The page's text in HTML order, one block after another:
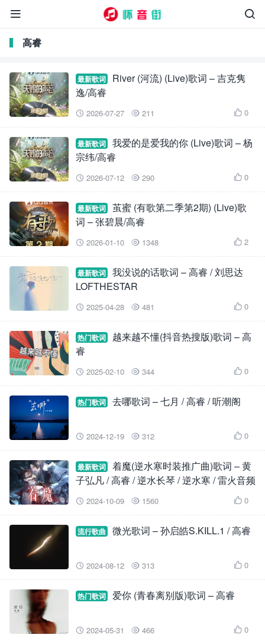


高睿
最新歌词
River (河流) (Live)歌词 – 吉克隽
逸/高睿
 2026-07-27  211  0
最新歌词
我爱的是爱我的你 (Live)歌词 – 杨
宗纬/高睿
 2026-07-12  290  0
最新歌词
茧蜜 (有歌第二季第2期) (Live)歌
词 – 张碧晨/高睿
 2026-01-10  1348  2
最新歌词
我没说的话歌词 – 高睿 / 刘思达
LOFTHESTAR
 2025-04-28  481  0
热门歌词
越来越不懂(抖音热搜版)歌词 – 高
睿
 2025-02-10  344  0
热门歌词 去哪歌词 – 七月 / 高睿 / 听潮阁
 2024-12-19  312  0
最新歌词
着魔(逆水寒时装推广曲)歌词 – 黄
子弘凡 / 高睿 / 逆水长琴 / 逆水寒 / 雷火音频
 2024-10-09  1560  0
流行歌曲 微光歌词 – 孙启皓S.KILL.1 / 高睿
 2024-08-12  313  0
热门歌词 爱你 (青春离别版)歌词 – 高睿
 2024-05-31  466  0